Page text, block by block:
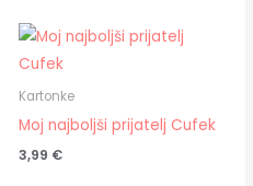
Kartonke
Moj najboljši prijatelj Cufek
3,99 €